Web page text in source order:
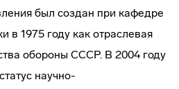
был создан при кафедре
в 1975 году как отраслевая
обороны СССР. В 2004 году
научно-